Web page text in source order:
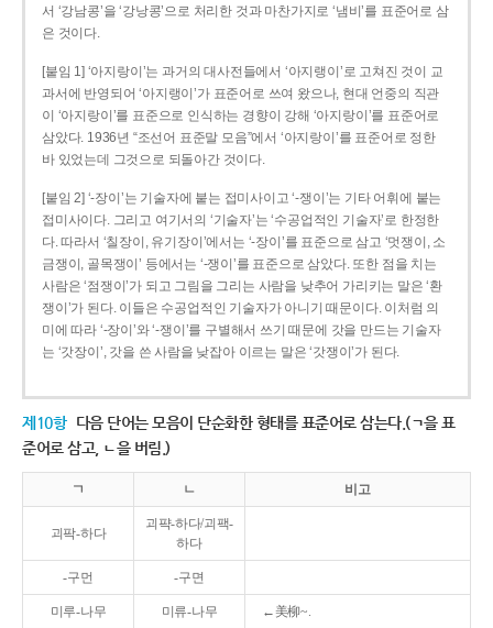
서 ‘강남콩’을 ‘강낭콩’으로 처리한 것과 마찬가지로 ‘냄비’를 표준어로 삼
은 것이다.
[붙임 1] ‘아지랑이’는 과거의 대사전들에서 ‘아지랭이’로 고쳐진 것이 교
과서에 반영되어 ‘아지랭이’가 표준어로 쓰여 왔으나, 현대 언중의 직관
이 ‘아지랑이’를 표준으로 인식하는 경향이 강해 ‘아지랑이’를 표준어로
삼았다. 1936년 “조선어 표준말 모음”에서 ‘아지랑이’를 표준어로 정한
바 있었는데 그것으로 되돌아간 것이다.
[붙임 2] ‘-장이’는 기술자에 붙는 접미사이고 ‘-쟁이’는 기타 어휘에 붙는
접미사이다. 그리고 여기서의 ‘기술자’는 ‘수공업적인 기술자’로 한정한
다. 따라서 ‘칠장이, 유기장이’에서는 ‘-장이’를 표준으로 삼고 ‘멋쟁이, 소
금쟁이, 골목쟁이’ 등에서는 ‘-쟁이’를 표준으로 삼았다. 또한 점을 치는
사람은 ‘점쟁이’가 되고 그림을 그리는 사람을 낮추어 가리키는 말은 ‘환
쟁이’가 된다. 이들은 수공업적인 기술자가 아니기 때문이다. 이처럼 의
미에 따라 ‘-장이’와 ‘-쟁이’를 구별해서 쓰기 때문에 갓을 만드는 기술자
는 ‘갓장이’, 갓을 쓴 사람을 낮잡아 이르는 말은 ‘갓쟁이’가 된다.
제10항 다음 단어는 모음이 단순화한 형태를 표준어로 삼는다.(ㄱ을 표
준어로 삼고, ㄴ을 버림.)
ㄱ ㄴ 비고
괴팍-하다
괴퍅-하다/괴팩-
하다
-구먼 -구면
미루-나무 미류-나무 ←美柳~.